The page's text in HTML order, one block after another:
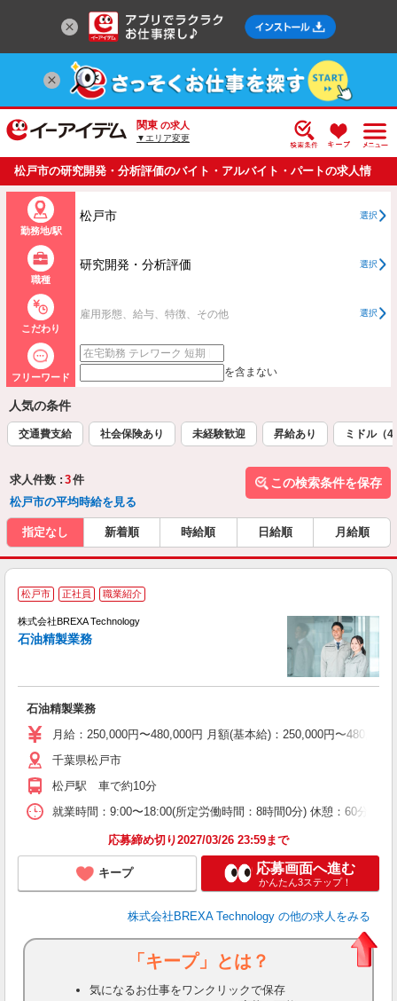
関東 の求人
▼エリア変更
松戸市の研究開発・分析評価のバイト・アルバイト・パートの求人情
報一覧
勤務地/駅
松戸市 選択
職種
研究開発・分析評価 選択
こだわり
雇用形態、給与、特徴、その他 選択
フリーワード を含まない
人気の条件
交通費支給 社会保険あり 未経験歓迎 昇給あり ミドル（
求人件数 : 3件
松戸市の平均時給を見る
この検索条件を保存
指定なし 新着順 時給順 日給順 月給順
松戸市 正社員 職業紹介
株式会社BREXA Technology
石油精製業務
石油精製業務
月給：250,000円〜480,000円 月額(基本給)：250,000円〜
千葉県松戸市
松戸駅 車で約10分
就業時間：9:00〜18:00(所定労働時間：8時間0分) 休憩：60分 時
応募締め切り2027/03/26 23:59まで
キープ 応募画面へ進む
かんたん3ステップ！
株式会社BREXA Technology の他の求人をみる
「キープ」とは？
気になるお仕事をワンクリックで保存